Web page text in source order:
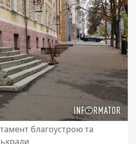
благоустрою та